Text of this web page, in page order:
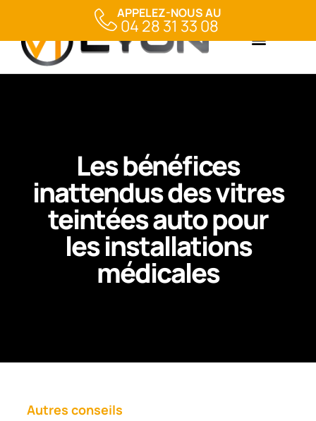
Les bénéfices
inattendus des vitres
teintées auto pour
les installations
médicales
Autres conseils
APPELEZ-NOUS AU
04 28 31 33 08